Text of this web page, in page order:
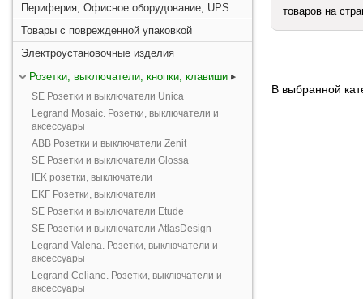
Периферия, Офисное оборудование, UPS
Товары с поврежденной упаковкой
Электроустановочные изделия
Розетки, выключатели, кнопки, клавиши
SE Розетки и выключатели Unica
Legrand Mosaic. Розетки, выключатели и
аксессуары
ABB Розетки и выключатели Zenit
SE Розетки и выключатели Glossa
IEK розетки, выключатели
EKF Розетки, выключатели
SE Розетки и выключатели Etude
SE Розетки и выключатели AtlasDesign
Legrand Valena. Розетки, выключатели и
аксессуары
Legrand Celiane. Розетки, выключатели и
аксессуары
товаров на
В выбранной